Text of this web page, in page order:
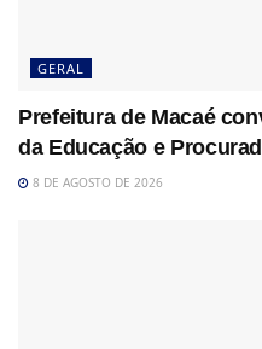
GERAL
Prefeitura de Macaé
da Educação e
8 DE AGOSTO DE 2026